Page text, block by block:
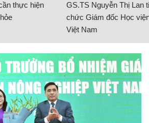
thực hiện
GS.TS Nguyễn Thị Lan
chức Giám đốc Học
Việt Nam